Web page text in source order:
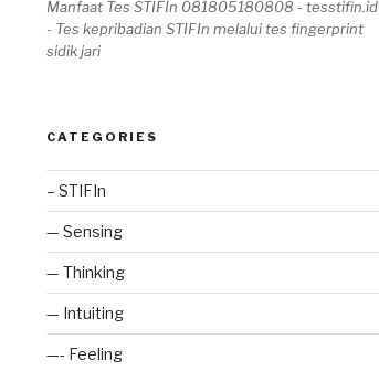
Manfaat Tes STIFIn 081805180808 - tesstifin.id
- Tes kepribadian STIFIn melalui tes fingerprint
sidik jari
CATEGORIES
– STIFIn
— Sensing
— Thinking
— Intuiting
—- Feeling